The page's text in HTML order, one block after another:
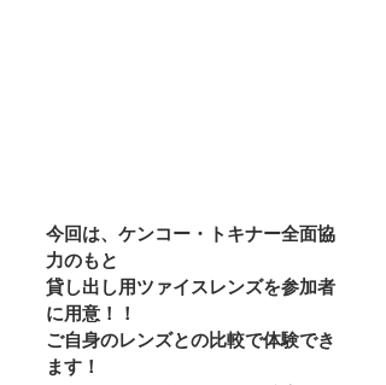
今回は、ケンコー・トキナー全面協
力のもと
貸し出し用ツァイスレンズを参加者
に用意！！
ご自身のレンズとの比較で体験でき
ます！